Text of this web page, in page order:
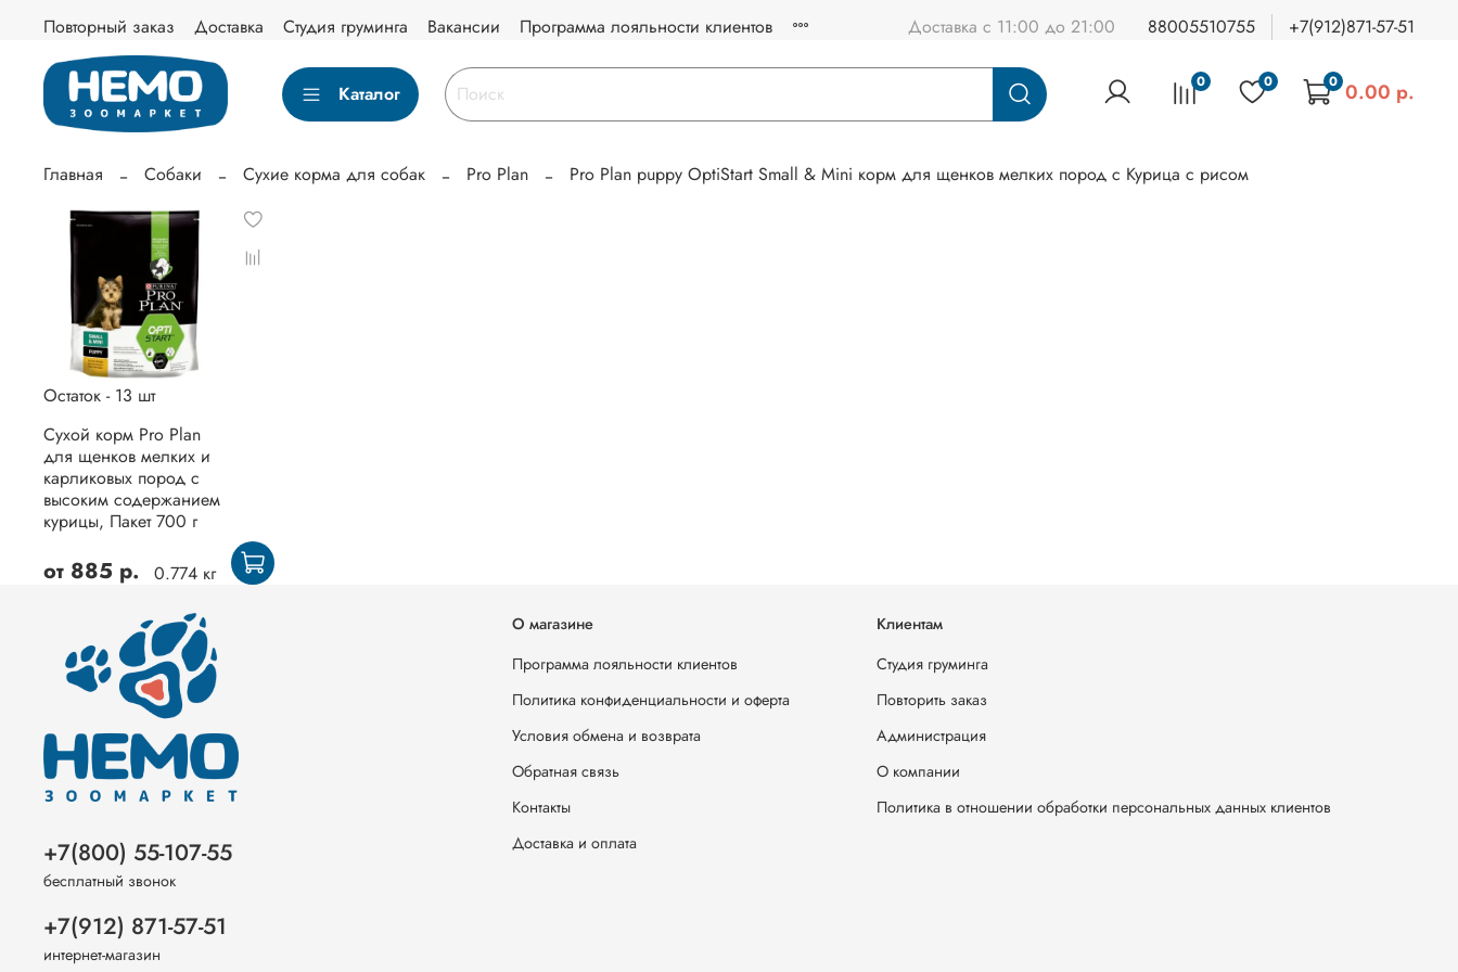
Повторный заказ Доставка Студия груминга Вакансии Программа лояльности клиентов Доставка с 11:00 до 21:00 88005510755 +7(912)871-57-51
Каталог 0 0 0 0.00 р.
Главная Собаки Сухие корма для собак Pro Plan Pro Plan puppy OptiStart Small & Mini корм для щенков мелких пород с Курица с рисом
Остаток - 13 шт
Сухой корм Pro Plan
для щенков мелких и
карликовых пород с
высоким содержанием
курицы, Пакет 700 г
от 885 р. 0.774 кг
О магазине
Программа лояльности клиентов
Политика конфиденциальности и оферта
Условия обмена и возврата
Обратная связь
Контакты
Доставка и оплата
Клиентам
Студия груминга
Повторить заказ
Администрация
О компании
Политика в отношении обработки персональных данных клиентов
+7(800) 55-107-55
бесплатный звонок
+7(912) 871-57-51
интернет-магазин